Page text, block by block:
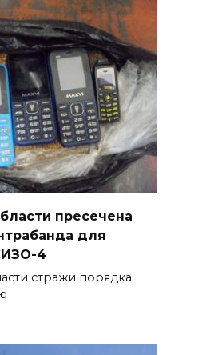
до +40 °C
на-Дону 8
09:23
силами
и
украинских
сбили ночью в
Ростовской
23:00
пресечена
для
4
стражи порядка